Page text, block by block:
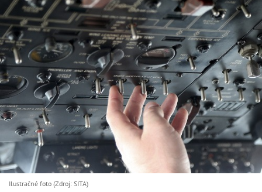
Ilustračné foto (Zdroj: SITA)